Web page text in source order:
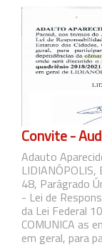
Convite -
Adauto
48, Parágrado
- Lei de
da Lei Federal
COMUNICA as
em geral, para